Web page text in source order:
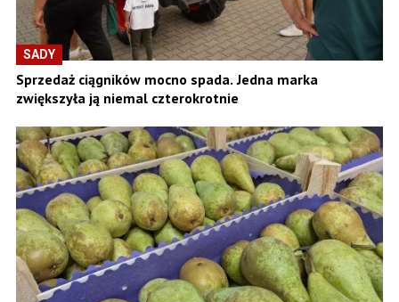
SADY
Sprzedaż ciągników mocno spada. Jedna marka
zwiększyła ją niemal czterokrotnie